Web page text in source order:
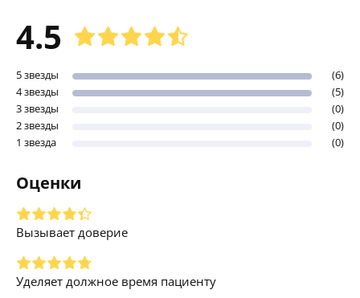
4.5
5 звезды
(6)
4 звезды
(5)
3 звезды
(0)
2 звезды
(0)
1 звезда
(0)
Оценки
Вызывает доверие
Уделяет должное время пациенту